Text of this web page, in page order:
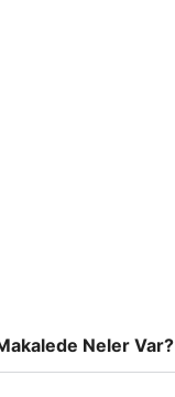
Neler Var?